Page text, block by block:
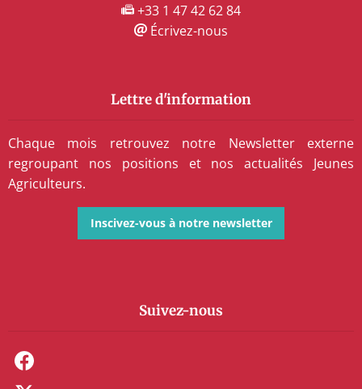
+33 1 47 42 62 84
Écrivez-nous
Lettre d'information
Chaque mois retrouvez notre Newsletter externe
regroupant nos positions et nos actualités Jeunes
Agriculteurs.
Inscivez-vous à notre newsletter
Suivez-nous